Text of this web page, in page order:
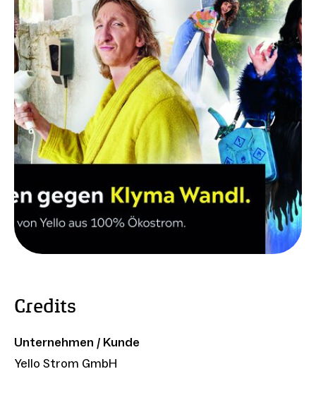
Credits
Unternehmen / Kunde
Yello Strom GmbH